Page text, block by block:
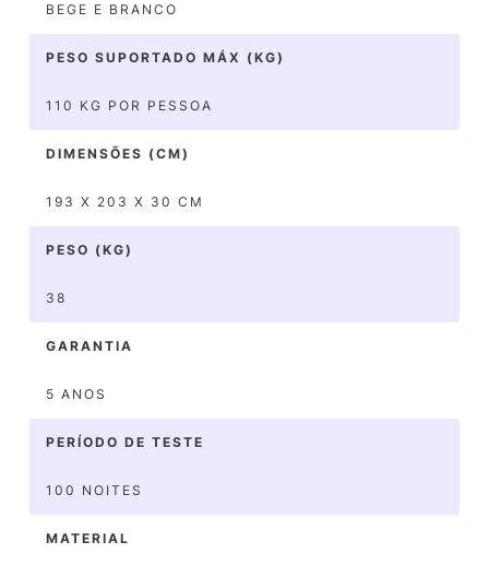
BEGE E BRANCO
PESO SUPORTADO MÁX (KG)
110 KG POR PESSOA
DIMENSÕES (CM)
193 X 203 X 30 CM
PESO (KG)
38
GARANTIA
5 ANOS
PERÍODO DE TESTE
100 NOITES
MATERIAL